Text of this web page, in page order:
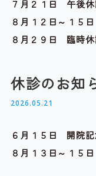
７月２１日 午後
８月１２日～１５
８月２９日 臨時
休診のお知
2026.05.21
６月１５日 開院記
８月１３日～１５